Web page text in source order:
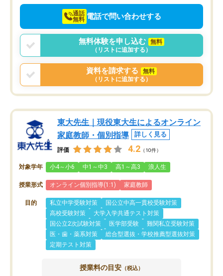
通話
無料 電話で問い合わせする
無料体験を申し込む
無料
（リストに追加する）
資料を請求する
無料
（リストに追加する）
東大先生｜現役東大生によるオンライン
家庭教師・個別指導
詳しく見る
評価 4.2 （10件）
対象学年 小4～小6 中1～中3 高1～高3 浪人生
授業形式 オンライン個別指導(1:1) 家庭教師
目的 私立中学受験対策
国公立中高一貫校受験対策
高校受験対策
大学入学共通テスト対策
国公立2次試験対策
医学部受験
難関私立受験対策
医・歯・薬系対策
総合型選抜・学校推薦型選抜対策
定期テスト対策
授業料の目安 （税込）